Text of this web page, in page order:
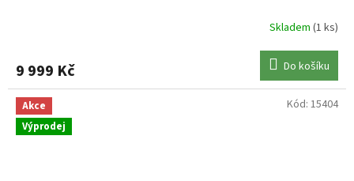
Skladem (1 ks)
9 999 Kč Do košíku
Akce
Výprodej
Kód: 15404